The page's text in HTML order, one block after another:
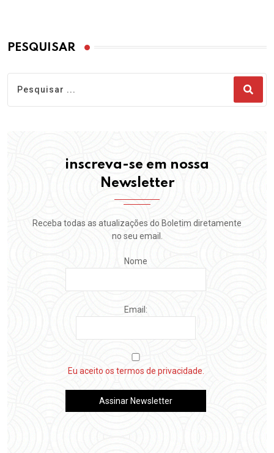
PESQUISAR
inscreva-se em nossa
Newsletter
Receba todas as atualizações do Boletim diretamente
no seu email.
Nome
Email:
Eu aceito os termos de privacidade.